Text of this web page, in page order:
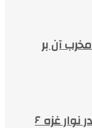
آن بر
ادامه توحش رژیم صهیونیستی در نوار غزه ۶